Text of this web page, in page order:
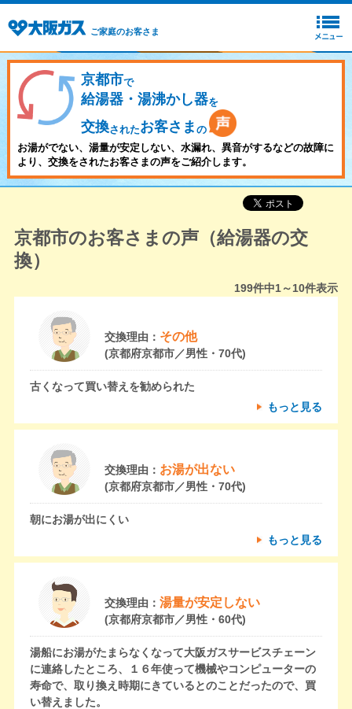
ご家庭のお客さま
京都市で
給湯器・湯沸かし器を
交換されたお客さま の
お湯がでない、湯量が安定しない、水漏れ、異音がするなどの故障に
より、交換をされたお客さまの声をご紹介します。
京都市のお客さまの声（給湯器の交
換）
199件中1～10件表示
交換理由： その他
(京都府京都市／男性・70代)
古くなって買い替えを勧められた
もっと見る
交換理由： お湯が出ない
(京都府京都市／男性・70代)
朝にお湯が出にくい
もっと見る
交換理由： 湯量が安定しない
(京都府京都市／男性・60代)
湯船にお湯がたまらなくなって大阪ガスサービスチェーン
に連絡したところ、１６年使って機械やコンピューターの
寿命で、取り換え時期にきているとのことだったので、買
い替えました。